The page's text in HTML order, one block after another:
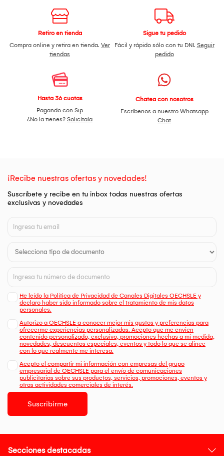
Retiro en tienda
Compra online y retira en tienda. Ver
tiendas
Sigue tu pedido
Fácil y rápido sólo con tu DNI. Seguir
pedido
Hasta 36 cuotas
Pagando con Sip
¿No la tienes? Solicítala
Chatea con nosotros
Escríbenos a nuestro Whatsapp
Chat
¡Recibe nuestras ofertas y novedades!
Suscríbete y recibe en tu inbox todas nuestras ofertas
exclusivas y novedades
He leído la Política de Privacidad de Canales Digitales OECHSLE y
declaro haber sido informado sobre el tratamiento de mis datos
personales.
Autorizo a OECHSLE a conocer mejor mis gustos y preferencias para
ofrecerme experiencias personalizadas. Acepto que me envien
contenido personalizado, exclusivo, promociones hechas a mi medida,
novedades, descuentos especiales, eventos y todo lo que se alinee
con lo que realmente me interesa.
Acepto el compartir mi información con empresas del grupo
empresarial de OECHSLE para el envío de comunicaciones
publicitarias sobre sus productos, servicios, promociones, eventos y
otras actividades comerciales de interés.
Suscribirme
Secciones destacadas